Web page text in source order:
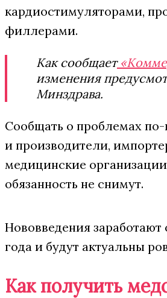
кардиостимуляторами,
филлерами.
Как сообщает
изменения
Минздрава.
Сообщать о проблемах
и производители,
медицинские
обязанность не снимут.
Нововведения заработают
года и будут актуальны
Как получить